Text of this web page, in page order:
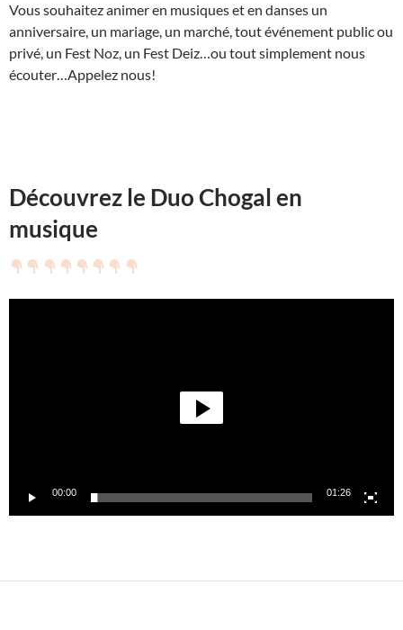
Vous souhaitez animer en musiques et en danses un
anniversaire, un mariage, un marché, tout événement public ou
privé, un Fest Noz, un Fest Deiz…ou tout simplement nous
écouter…Appelez nous!
Découvrez le Duo Chogal en
musique
00:00 01:26